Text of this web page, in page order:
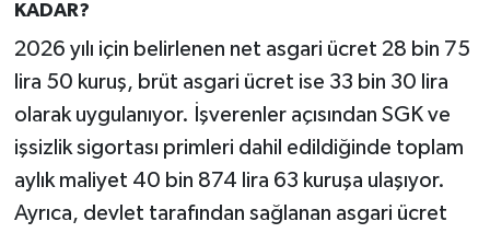
KADAR?
2026 yılı için belirlenen net asgari ücret 28 bin 75
lira 50 kuruş, brüt asgari ücret ise 33 bin 30 lira
olarak uygulanıyor. İşverenler açısından SGK ve
işsizlik sigortası primleri dahil edildiğinde toplam
aylık maliyet 40 bin 874 lira 63 kuruşa ulaşıyor.
Ayrıca, devlet tarafından sağlanan asgari ücret